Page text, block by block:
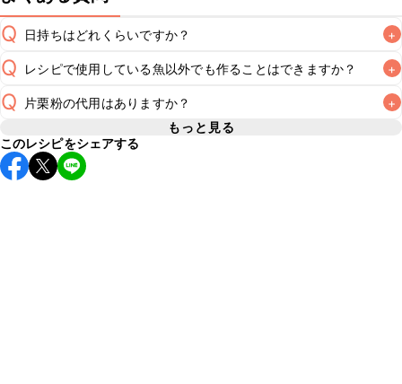
Q 日持ちはどれくらいですか？ +
A
保存期間は冷蔵で当日中が目安です。なるべくお早めにお召
し上がりください。
こちらの注意事項をご確認の上、正し
Q レシピで使用している魚以外でも作ることはできますか？ +
A メカジキやタラなどお好みの魚を使用してお作りいただけま
Q 片栗粉の代用はありますか？ +
A
もっと見る
このレシピをシェアする